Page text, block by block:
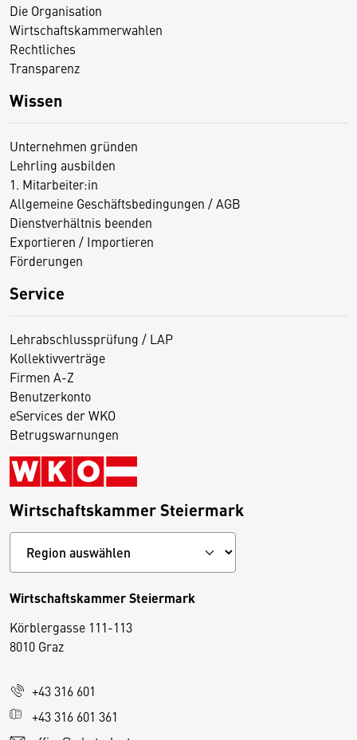
Die Organisation
Wirtschaftskammerwahlen
Rechtliches
Transparenz
Wissen
Unternehmen gründen
Lehrling ausbilden
1. Mitarbeiter:in
Allgemeine Geschäftsbedingungen / AGB
Dienstverhältnis beenden
Exportieren / Importieren
Förderungen
Service
Lehrabschlussprüfung / LAP
Kollektivverträge
Firmen A-Z
Benutzerkonto
eServices der WKO
Betrugswarnungen
Wirtschaftskammer Steiermark
Wirtschaftskammer Steiermark
Körblergasse 111-113
8010 Graz
+43 316 601
+43 316 601 361
D
i
s
e